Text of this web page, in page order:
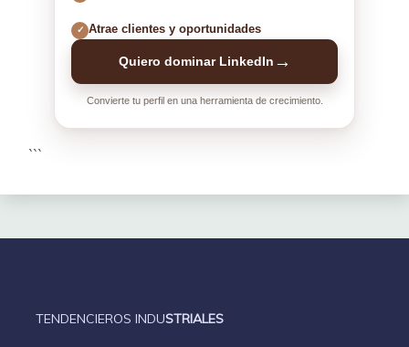
✓ Atrae clientes y oportunidades
Quiero dominar LinkedIn →
Convierte tu perfil en una herramienta de crecimiento.
```
TENDENCIEROS INDUSTRIALES